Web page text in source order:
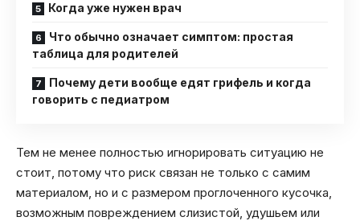
Когда уже нужен врач
Что обычно означает симптом: простая
таблица для родителей
Почему дети вообще едят грифель и когда
говорить с педиатром
Тем не менее полностью игнорировать ситуацию не
стоит, потому что риск связан не только с самим
материалом, но и с размером проглоченного кусочка,
возможным повреждением слизистой, удушьем или